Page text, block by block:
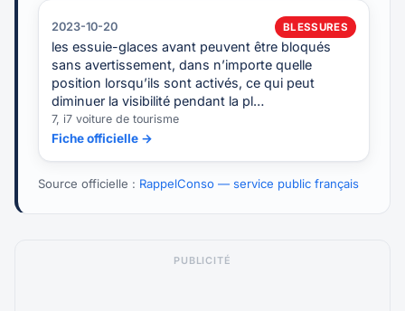
2023-10-20 BLESSURES
les essuie-glaces avant peuvent être bloqués
sans avertissement, dans n’importe quelle
position lorsqu’ils sont activés, ce qui peut
diminuer la visibilité pendant la pl…
7, i7 voiture de tourisme
Fiche officielle →
Source officielle : RappelConso — service public français
PUBLICITÉ